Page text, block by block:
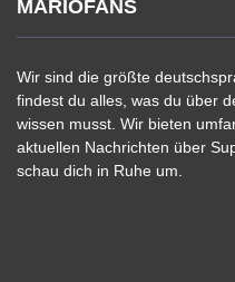
MARIOFANS
Wir sind die größte
findest du alles, was du über
wissen musst. Wir bieten
aktuellen Nachrichten über
schau dich in Ruhe um.